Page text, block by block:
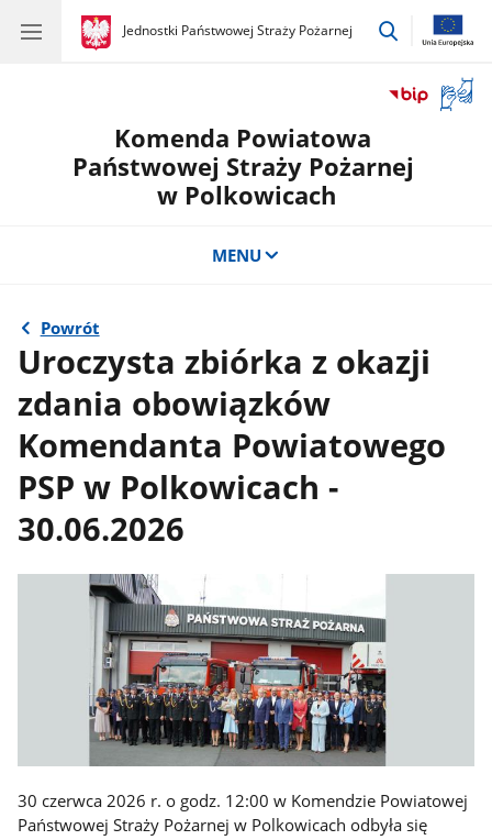
gov.pl
Jednostki Państwowej Straży Pożarnej
gov.pl
Jednostki
przejdź
okno
Komenda Powiatowa
Państwowej Straży Pożarnej
w Polkowicach
MENU
Powrót
Uroczysta zbiórka z okazji
zdania obowiązków
Komendanta Powiatowego
PSP w Polkowicach -
30.06.2026
30 czerwca 2026 r. o godz. 12:00 w Komendzie Powiatowej
Państwowej Straży Pożarnej w Polkowicach odbyła się